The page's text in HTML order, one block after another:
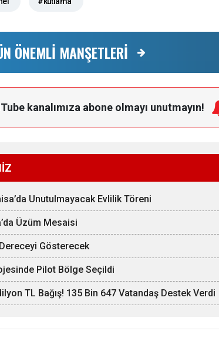
ÖNEMLİ MANŞETLERİ
kanalımıza abone olmayı unutmayın!
Unutulmayacak Evlilik Töreni
Üzüm Mesaisi
Gösterecek
Pilot Bölge Seçildi
TL Bağış! 135 Bin 647 Vatandaş Destek Verdi